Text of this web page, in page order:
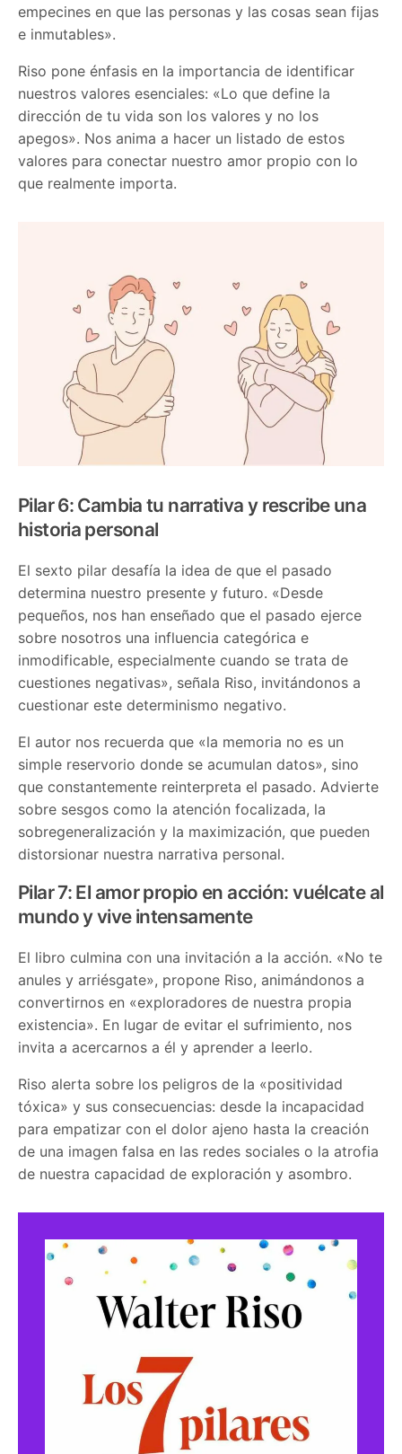
empecines en que las personas y las cosas sean fijas
e inmutables».
Riso pone énfasis en la importancia de identificar
nuestros valores esenciales: «Lo que define la
dirección de tu vida son los valores y no los
apegos». Nos anima a hacer un listado de estos
valores para conectar nuestro amor propio con lo
que realmente importa.
Pilar 6: Cambia tu narrativa y rescribe una
historia personal
El sexto pilar desafía la idea de que el pasado
determina nuestro presente y futuro. «Desde
pequeños, nos han enseñado que el pasado ejerce
sobre nosotros una influencia categórica e
inmodificable, especialmente cuando se trata de
cuestiones negativas», señala Riso, invitándonos a
cuestionar este determinismo negativo.
El autor nos recuerda que «la memoria no es un
simple reservorio donde se acumulan datos», sino
que constantemente reinterpreta el pasado. Advierte
sobre sesgos como la atención focalizada, la
sobregeneralización y la maximización, que pueden
distorsionar nuestra narrativa personal.
Pilar 7: El amor propio en acción: vuélcate al
mundo y vive intensamente
El libro culmina con una invitación a la acción. «No te
anules y arriésgate», propone Riso, animándonos a
convertirnos en «exploradores de nuestra propia
existencia». En lugar de evitar el sufrimiento, nos
invita a acercarnos a él y aprender a leerlo.
Riso alerta sobre los peligros de la «positividad
tóxica» y sus consecuencias: desde la incapacidad
para empatizar con el dolor ajeno hasta la creación
de una imagen falsa en las redes sociales o la atrofia
de nuestra capacidad de exploración y asombro.